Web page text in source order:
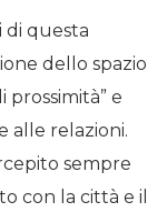
di questa
dello spazio
prossimità” e
alle relazioni.
sempre
con la città e il